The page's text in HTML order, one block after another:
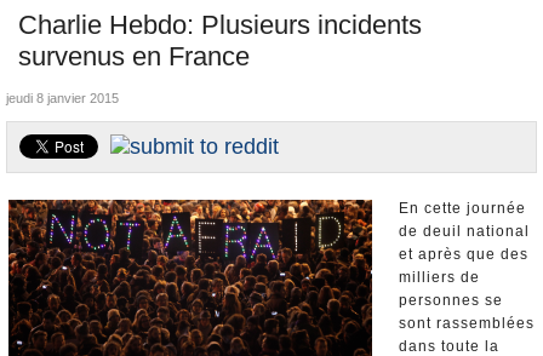
Ministères/Directions
Blog
Elections européennes
Charlie Hebdo: Plusieurs incidents
survenus en France
Polémiques
La France et le Monde
Nominations et Démissions
Elections européennes
Infos insolites
jeudi 8 janvier 2015
En cette journée
de deuil national
et après que des
milliers de
personnes se
sont rassemblées
dans toute la